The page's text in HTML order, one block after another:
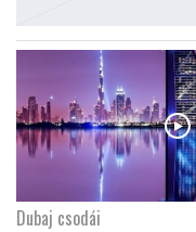
Dubaj csodái